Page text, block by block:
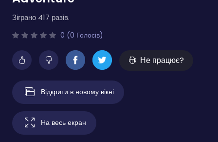
Зіграно 417 разів.
0 (0 Голосів)
Не працює?
Відкрити в новому вікні
На весь екран